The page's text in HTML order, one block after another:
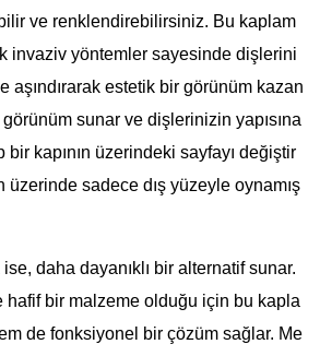
ve renklendirebilirsiniz. Bu kaplam
invaziv yöntemler sayesinde dişlerini
aşındırarak estetik bir görünüm kazan
görünüm sunar ve dişlerinizin yapısına
kapının üzerindeki sayfayı değiştir
sadece dış yüzeyle oynamış
daha dayanıklı bir alternatif sunar.
hafif bir malzeme olduğu için bu kapla
de fonksiyonel bir çözüm sağlar. Me